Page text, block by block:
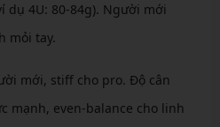
dụ 4U: 80-84g). Người mới
mỏi tay.
mới, stiff cho pro. Độ cân
mạnh, even-balance cho linh